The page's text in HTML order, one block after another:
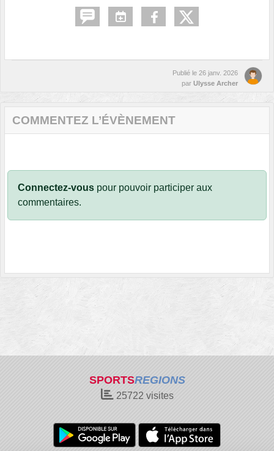
Publié le 26 janv. 2026
par Ulysse Archer
COMMENTEZ L’ÉVÈNEMENT
Connectez-vous pour pouvoir participer aux
commentaires.
SPORTSREGIONS
25722 visites